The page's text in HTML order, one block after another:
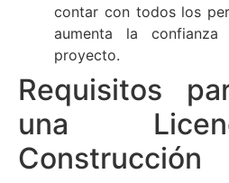
contar con todos los
aumenta la
proyecto.
Requisitos
una
Construcción